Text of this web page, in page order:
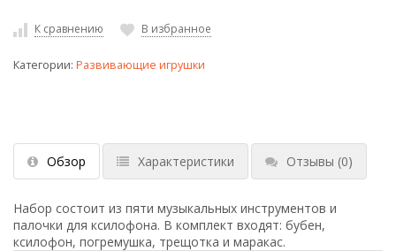
К сравнению В избранное
Категории: Развивающие игрушки
Обзор Характеристики Отзывы (0)
Набор состоит из пяти музыкальных инструментов и
палочки для ксилофона. В комплект входят: бубен,
ксилофон, погремушка, трещотка и маракас.